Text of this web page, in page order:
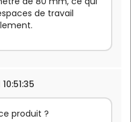
de travail
produit ?